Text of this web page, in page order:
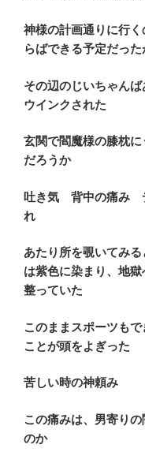
神様の計画通りに行
らばできる予定だった
その辺のじいちゃん
ウインクされた
玄関で閻魔様の膝枕
だろうか
吐き気 背中の痛み
れ
あたり所を覗いてみ
は紫色に染まり、地
整っていた
このままスポーツも
ことが頭をよぎった
苦しい時の神頼み
この痛みは、男寄り
のか